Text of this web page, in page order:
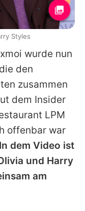
wurde nun
den
zusammen
dem Insider
LPM
offenbar war
In dem Video ist
und Harry
am
Styles